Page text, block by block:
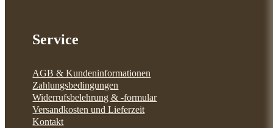
Service
AGB & Kundeninformationen
Zahlungsbedingungen
Widerrufsbelehrung & -formular
Versandkosten und Lieferzeit
Kontakt